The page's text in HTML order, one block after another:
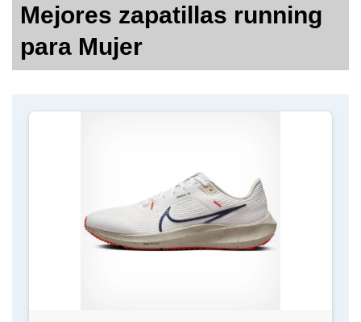
Mejores zapatillas running
para Mujer